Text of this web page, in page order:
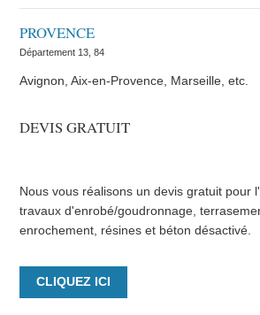
PROVENCE
Département 13, 84
Avignon, Aix-en-Provence, Marseille, etc.
DEVIS GRATUIT
Nous vous réalisons un devis gratuit pour
travaux d'enrobé/goudronnage,
enrochement, résines et béton désactivé.
CLIQUEZ ICI